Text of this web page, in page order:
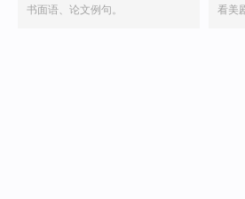
书面语、论文例句。
看美